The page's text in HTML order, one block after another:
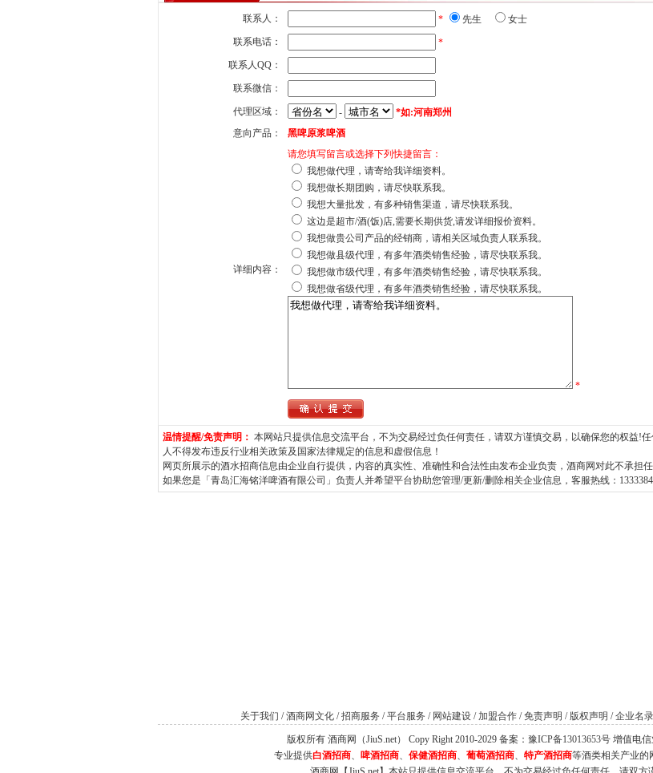
联系人： * 先生
女士
联系电话：
*
联系人QQ：
联系微信：
代理区域： -
*如:河南郑州
意向产品：
黑啤原浆啤酒
详细内容：
请您填写留言或选择下列快捷留言：
我想做代理，请寄给我详细资料。
我想做长期团购，请尽快联系我。
我想大量批发，有多种销售渠道，请尽快联系我。
这边是超市/酒(饭)店,需要长期供货,请发详细报价资料。
我想做贵公司产品的经销商，请相关区域负责人联系我。
我想做县级代理，有多年酒类销售经验，请尽快联系我。
我想做市级代理，有多年酒类销售经验，请尽快联系我。
我想做省级代理，有多年酒类销售经验，请尽快联系我。
*
温情提醒/免责声明： 本网站只提供信息交流平台，不为交易经过负任何责任，请双方谨慎交易，以确保您的权益!
人不得发布违反行业相关政策及国家法律规定的信息和虚假信息！
网页所展示的酒水招商信息由企业自行提供，内容的真实性、准确性和合法性由发布企业负责，酒商网对此不承担任
如果您是「青岛汇海铭洋啤酒有限公司」负责人并希望平台协助您管理/更新/删除相关企业信息，客服热线：
关于我们 /酒商网文化 /招商服务 /平台服务 / 网站建设 /加盟合作 /免责声明 / 版权声明 /企业名录
版权所有 酒商网（JiuS.net） Copy Right 2010-2029 备案： 豫ICP备13013653号增值电信
专业提供白酒招商、 啤酒招商、 保健酒招商、 葡萄酒招商、 特产酒招商等酒类相关产业的